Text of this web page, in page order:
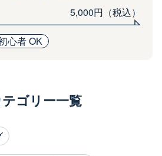
5,000円（税込）
心者 OK
ゴリー一覧